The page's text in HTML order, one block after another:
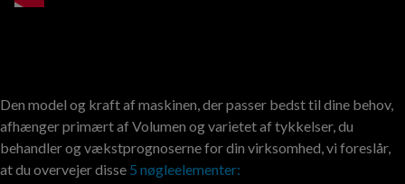
Den model og kraft af maskinen, der passer bedst til dine behov,
afhænger primært af Volumen og varietet af tykkelser, du
behandler og vækstprognoserne for din virksomhed, vi foreslår,
at du overvejer disse 5 nøgleelementer: